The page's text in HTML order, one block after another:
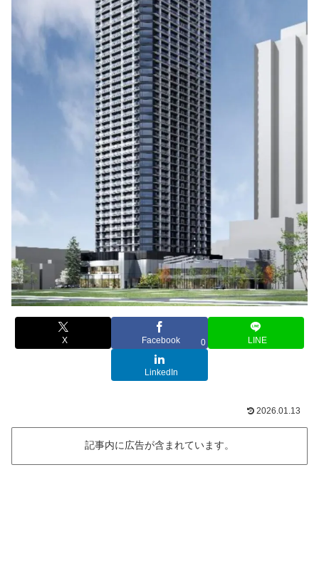
X Facebook 0 LINE
LinkedIn
2026.01.13
記事内に広告が含まれています。